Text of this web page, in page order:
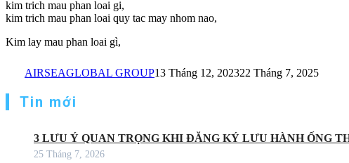
kim trich mau phan loai gi,
kim trich mau phan loai quy tac may nhom nao,
Kim lay mau phan loai gì,
AIRSEAGLOBAL GROUP13 Tháng 12, 202322 Tháng 7, 2025
Tin mới
3 LƯU Ý QUAN TRỌNG KHI ĐĂNG KÝ LƯU HÀNH ỐNG
25 Tháng 7, 2026